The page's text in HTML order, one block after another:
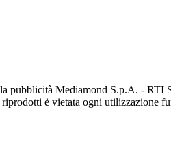
Mediamond S.p.A. - RTI
è vietata ogni utilizzazione